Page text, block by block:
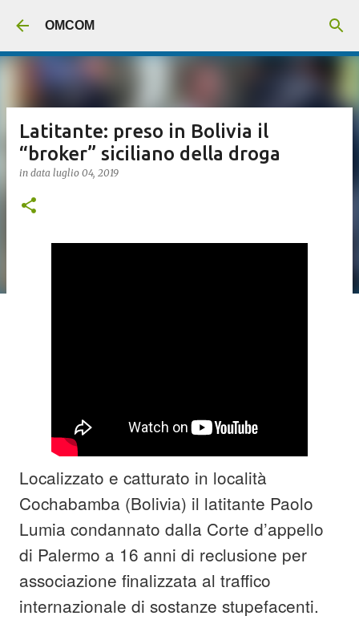
OMCOM
Latitante: preso in Bolivia il
“broker” siciliano della droga
in data luglio 04, 2019
Localizzato e catturato in località
Cochabamba (Bolivia) il latitante Paolo
Lumia condannato dalla Corte d’appello
di Palermo a 16 anni di reclusione per
associazione finalizzata al traffico
internazionale di sostanze stupefacenti.